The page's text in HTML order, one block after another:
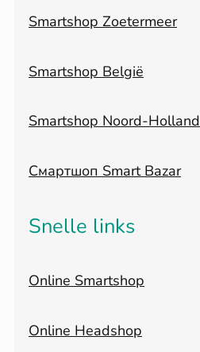
Smartshop Zoetermeer
Smartshop België
Smartshop Noord-Holland
Смартшоп Smart Bazar
Snelle links
Online Smartshop
Online Headshop